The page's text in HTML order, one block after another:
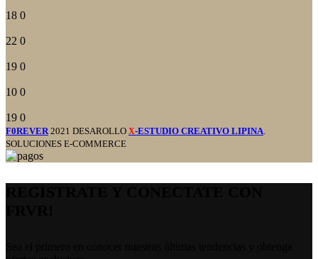
18 0
22 0
19 0
10 0
19 0
F0REVER 2021 DESAROLLO X-ESTUDIO CREATIVO LIPINA
SOLUCIONES E-COMMERCE